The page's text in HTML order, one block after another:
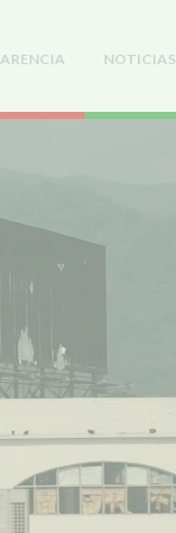
NOTICIAS